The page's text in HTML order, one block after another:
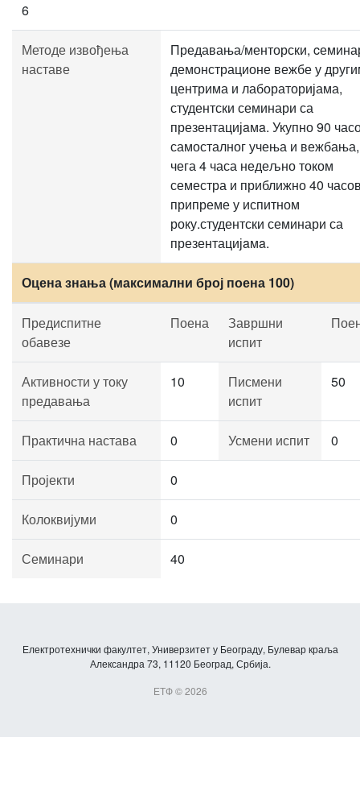
6
Методе извођења
наставе
Предавања/менторски,
демонстрационе вежбе у
центрима и лабораторијама,
студентски семинари са
презентацијaмa. Укупно 90
самосталног учења и
чега 4 часа недељно током
семестра и приближно 40
припреме у испитном
року.студентски семинари са
презентацијaмa.
Оцена знања (максимални број поена 100)
Предиспитне
обавезе
Поена
Завршни
испит
Активности у току
предавања
10
Писмени
испит
50
Практична настава 0 Усмени испит 0
Пројекти 0
Колоквијуми 0
Семинари 40
Електротехнички факултет, Универзитет у Београду, Булевар краља
Александра 73, 11120 Београд, Србија.
ЕТФ © 2026